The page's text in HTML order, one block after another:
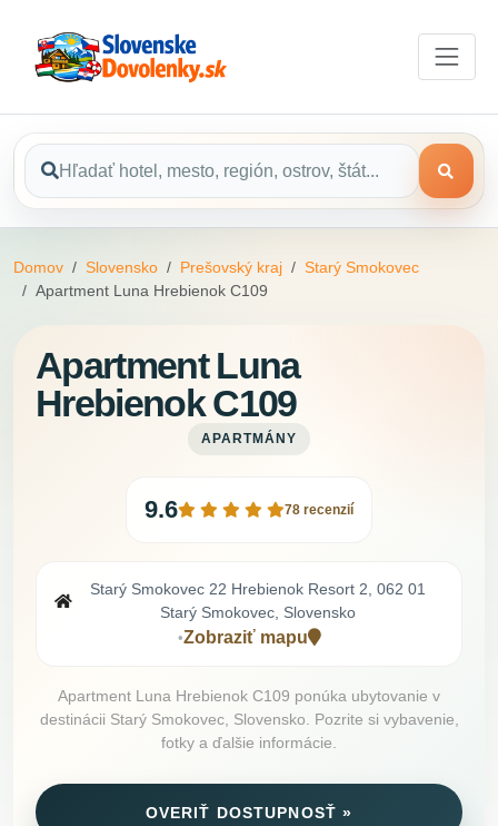
Domov Slovensko Prešovský kraj
Starý Smokovec
Apartment Luna Hrebienok C109
Apartment Luna
Hrebienok C109
APARTMÁNY
9.6 78 recenzií
Starý Smokovec 22 Hrebienok Resort 2, 062 01
Starý Smokovec, Slovensko
•Zobraziť mapu
Apartment Luna Hrebienok C109 ponúka ubytovanie v
destinácii Starý Smokovec, Slovensko. Pozrite si vybavenie,
fotky a ďalšie informácie.
OVERIŤ DOSTUPNOSŤ »